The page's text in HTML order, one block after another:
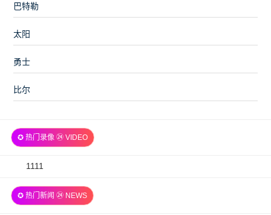
巴特勒
太阳
勇士
比尔
✪ 热门录像 ㉔ VIDEO
2026-
06
1111
✪ 热门新闻 ㉔ NEWS